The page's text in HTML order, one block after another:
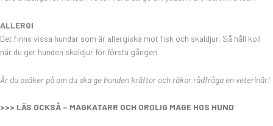
ALLERGI
Det finns vissa hundar som är allergiska mot fisk och skaldjur. Så håll koll
när du ger hunden skaldjur för första gången.
Är du osäker på om du ska ge hunden kräftor och räkor rådfråga en veterinär!
>>> LÄS OCKSÅ – MAGKATARR OCH OROLIG MAGE HOS HUND